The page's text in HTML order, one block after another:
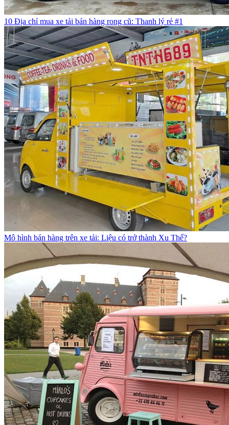
10 Địa chỉ mua xe tải bán hàng rong cũ: Thanh lý rẻ #1
Mô hình bán hàng trên xe tải: Liệu có trở thành Xu Thế?